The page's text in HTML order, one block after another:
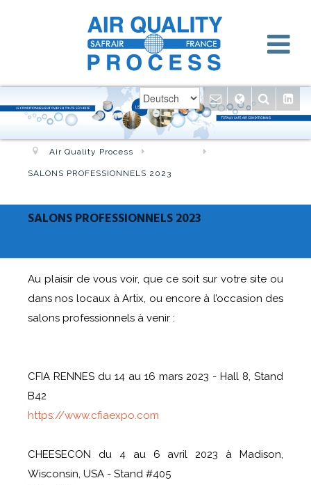
Air Quality Process
SALONS PROFESSIONNELS 2023
SALONS PROFESSIONNELS 2023
Au plaisir de vous voir, que ce soit sur votre site ou
dans nos locaux à Artix, ou encore à l’occasion des
salons professionnels à venir :
CFIA RENNES du 14 au 16 mars 2023 - Hall 8, Stand
B42
https://www.cfiaexpo.com
CHEESECON du 4 au 6 avril 2023 à Madison,
Wisconsin, USA - Stand #405